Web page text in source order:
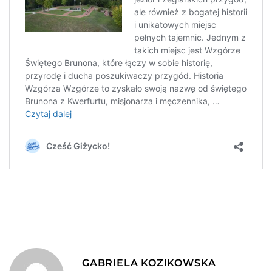
GABRIELA KOZIKOWSKA